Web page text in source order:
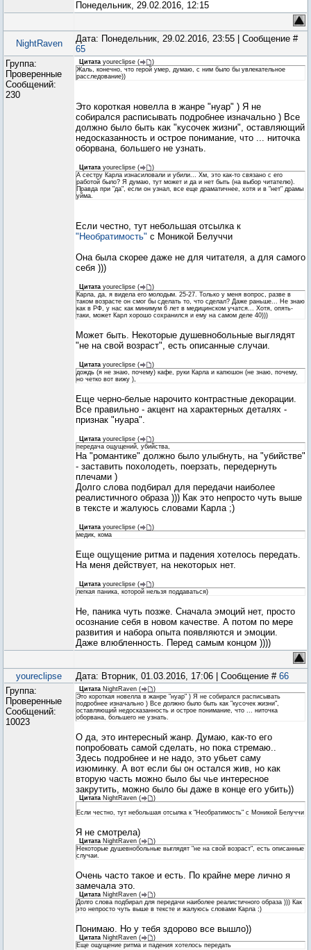
Понедельник, 29.02.2016, 12:15
NightRaven
Дата: Понедельник, 29.02.2016, 23:55 | Сообщение #
65
Группа:
Проверенные
Сообщений:
230
Цитата youreclipse (
)
Жаль, конечно, что герой умер, думаю, с ним было бы увлекательное
расследование))
Это короткая новелла в жанре "нуар" ) Я не
собирался расписывать подробнее изначально ) Все
должно было быть как "кусочек жизни", оставляющий
недосказанность и острое понимание, что ... ниточка
оборвана, большего не узнать.
Цитата youreclipse (
)
А сестру Карла изнасиловали и убили... Хм, это как-то связано с его
работой было? Я думаю, тут может и да и нет быть (на выбор читателю).
Правда при "да", если он узнал, все еще драматичнее, хотя и в "нет" драмы
уйма.
Если честно, тут небольшая отсылка к
"Необратимость" с Моникой Белуччи
Она была скорее даже не для читателя, а для самого
себя )))
Цитата youreclipse (
)
Карла, да, я видела его молодым. 25-27. Только у меня вопрос, разве в
таком возрасте он смог бы сделать то, что сделал? Даже раньше... Не знаю
как в РФ, у нас как минимум 6 лет в медицинском учатся... Хотя, опять-
таки, может Карл хорошо сохранился и ему на самом деле 40)))
Может быть. Некоторые душевнобольные выглядят
"не на свой возраст", есть описанные случаи.
Цитата youreclipse (
)
дождь (я не знаю, почему) кафе, руки Карла и капюшон (не знаю, почему,
но четко вот вижу ),
Еще черно-белые нарочито контрастные декорации.
Все правильно - акцент на характерных деталях -
признак "нуара".
Цитата youreclipse (
)
передача ощущений, убийства,
На "романтике" должно было улыбнуть, на "убийстве"
- заставить похолодеть, поерзать, передернуть
плечами )
Долго слова подбирал для передачи наиболее
реалистичного образа ))) Как это непросто чуть выше
в тексте и жалуюсь словами Карла ;)
Цитата youreclipse (
)
медик, кома
Еще ощущение ритма и падения хотелось передать.
На меня действует, на некоторых нет.
Цитата youreclipse (
)
легкая паника, которой нельзя поддаваться)
Не, паника чуть позже. Сначала эмоций нет, просто
осознание себя в новом качестве. А потом по мере
развития и набора опыта появляются и эмоции.
Даже влюбленность. Перед самым концом ))))
youreclipse Дата: Вторник, 01.03.2016, 17:06 | Сообщение # 66
Группа:
Проверенные
Сообщений:
10023
Цитата NightRaven (
)
Это короткая новелла в жанре "нуар" ) Я не собирался расписывать
подробнее изначально ) Все должно было быть как "кусочек жизни",
оставляющий недосказанность и острое понимание, что ... ниточка
оборвана, большего не узнать.
О да, это интересный жанр. Думаю, как-то его
попробовать самой сделать, но пока стремаю..
Здесь подробнее и не надо, это убьет саму
изюминку. А вот если бы он остался жив, но как
вторую часть можно было бы чье интересное
закрутить, можно было бы даже в конце его убить))
Цитата NightRaven ( )
Если честно, тут небольшая отсылка к "Необратимость" с Моникой Белуччи
Я не смотрела)
Цитата NightRaven (
)
Некоторые душевнобольные выглядят "не на свой возраст", есть описанные
случаи.
Очень часто такое и есть. По крайне мере лично я
замечала это.
Цитата NightRaven (
)
Долго слова подбирал для передачи наиболее реалистичного образа ))) Как
это непросто чуть выше в тексте и жалуюсь словами Карла ;)
Понимаю. Но у тебя здорово все вышло))
Цитата NightRaven (
)
Еще ощущение ритма и падения хотелось передать